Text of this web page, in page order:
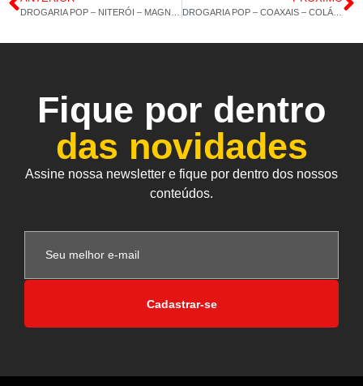
DROGARIA POP – COAXAIS – COLÁGENO 120CAP – ZINCO – 03/11/2022 – 14H 43M
Fique por dentro
das novidades
Assine nossa newsletter e fique por dentro dos nossos
conteúdos.
Cadastrar-se